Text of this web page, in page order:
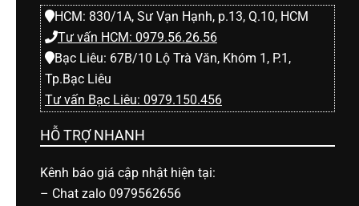
HCM: 830/1A, Sư Vạn Hạnh, p.13, Q.10, HCM
Tư vấn HCM: 0979.56.26.56
Bạc Liêu: 67B/10 Lộ Trà Văn, Khóm 1, P.1,
Tp.Bạc Liêu
Tư vấn Bạc Liêu: 0979.150.456
HỖ TRỢ NHANH
Kênh báo giá cập nhật hiện tại:
– Chat zalo 0979562656